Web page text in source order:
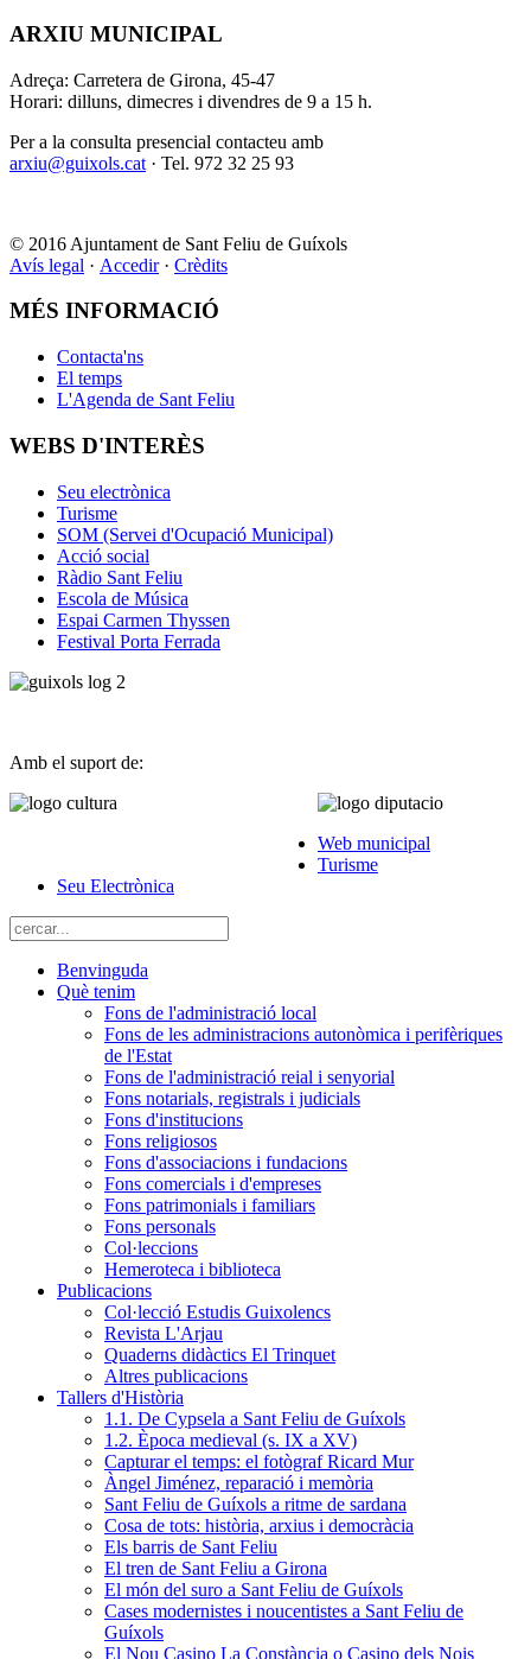
ARXIU MUNICIPAL
Adreça: Carretera de Girona, 45-47
Horari: dilluns, dimecres i divendres de 9 a 15 h.
Per a la consulta presencial contacteu amb
arxiu@guixols.cat · Tel. 972 32 25 93
© 2016 Ajuntament de Sant Feliu de Guíxols
Avís legal · Accedir· Crèdits
MÉS INFORMACIÓ
Contacta'ns
El temps
L'Agenda de Sant Feliu
WEBS D'INTERÈS
Seu electrònica
Turisme
SOM (Servei d'Ocupació Municipal)
Acció social
Ràdio Sant Feliu
Escola de Música
Espai Carmen Thyssen
Festival Porta Ferrada
Amb el suport de:
Web municipal
Turisme
Seu Electrònica
Benvinguda
Què tenim
Fons de l'administració local
Fons de les administracions autonòmica i perifèriques
de l'Estat
Fons de l'administració reial i senyorial
Fons notarials, registrals i judicials
Fons d'institucions
Fons religiosos
Fons d'associacions i fundacions
Fons comercials i d'empreses
Fons patrimonials i familiars
Fons personals
Col·leccions
Hemeroteca i biblioteca
Publicacions
Col·lecció Estudis Guixolencs
Revista L'Arjau
Quaderns didàctics El Trinquet
Altres publicacions
Tallers d'Història
1.1. De Cypsela a Sant Feliu de Guíxols
1.2. Època medieval (s. IX a XV)
Capturar el temps: el fotògraf Ricard Mur
Àngel Jiménez, reparació i memòria
Sant Feliu de Guíxols a ritme de sardana
Cosa de tots: història, arxius i democràcia
Els barris de Sant Feliu
El tren de Sant Feliu a Girona
El món del suro a Sant Feliu de Guíxols
Cases modernistes i noucentistes a Sant Feliu de
Guíxols
El Nou Casino La Constància o Casino dels Nois